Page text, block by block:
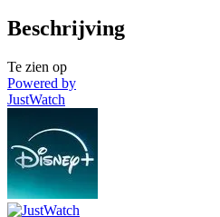
Beschrijving
Te zien op
Powered by
JustWatch